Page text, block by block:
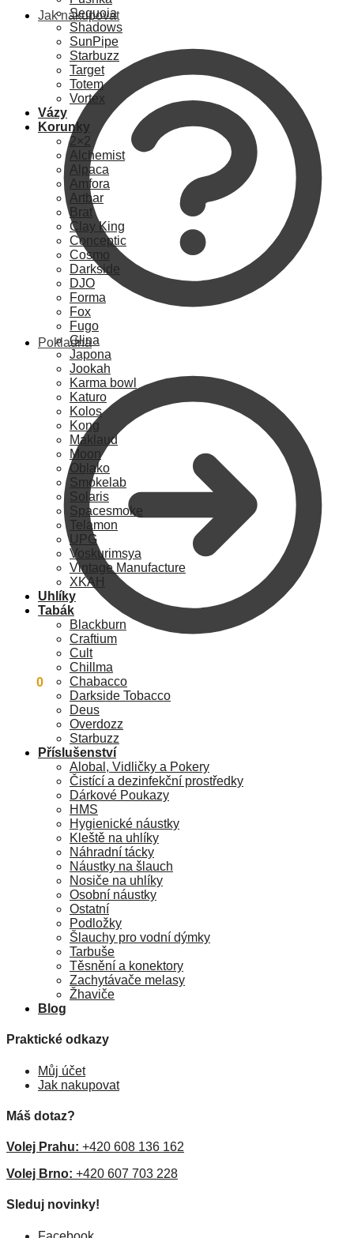
Jak nakupovat
Pokladna
0
Sequoia
Shadows
SunPipe
Starbuzz
Target
Totem
Vortex
Vázy
Korunky
2×2
Alchemist
Alpaca
Amfora
Artbar
Brat
Clay King
Conceptic
Cosmo
Darkside
DJO
Forma
Fox
Fugo
Glina
Japona
Jookah
Karma bowl
Katuro
Kolos
Kong
Maklaud
Moon
Oblako
Smokelab
Solaris
Spacesmoke
Telamon
UPG
Voskurimsya
Vintage Manufacture
XKAH
Uhlíky
Tabák
Blackburn
Craftium
Cult
Chillma
Chabacco
Darkside Tobacco
Deus
Overdozz
Starbuzz
Příslušenství
Alobal, Vidličky a Pokery
Čistící a dezinfekční prostředky
Dárkové Poukazy
HMS
Hygienické náustky
Kleště na uhlíky
Náhradní tácky
Náustky na šlauch
Nosiče na uhlíky
Osobní náustky
Ostatní
Podložky
Šlauchy pro vodní dýmky
Tarbuše
Těsnění a konektory
Zachytávače melasy
Žhaviče
Blog
Praktické odkazy
Můj účet
Jak nakupovat
Máš dotaz?
Volej Prahu: +420 608 136 162
Volej Brno: +420 607 703 228
Sleduj novinky!